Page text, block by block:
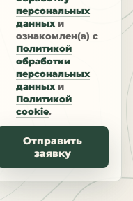
персональных
данных и
ознакомлен(а) с
Политикой
обработки
персональных
данных и
Политикой
cookie.
Отправить
заявку